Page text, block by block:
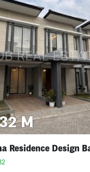
M
Residence Design